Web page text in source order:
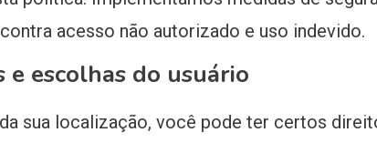
acesso não autorizado e uso indevido.
e escolhas do usuário
sua localização, você pode ter certos